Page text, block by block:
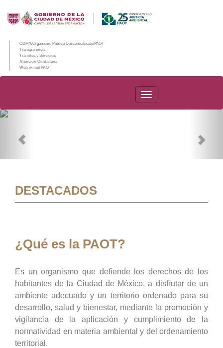
CDMX/Organismo Público Descentralizado/PAOT
Transparencia
Trámites y Servicios
Atención Ciudadana
Web e-mail PAOT
PAOT
DESTACADOS
¿Qué es la PAOT?
Es un organismo que defiende los derechos de los
habitantes de la Ciudad de México, a disfrutar de un
ambiente adecuado y un territorio ordenado para su
desarrollo, salud y bienestar, mediante la promoción y
vigilancia de la aplicación y cumplimiento de la
normatividad en materia ambiental y del ordenamiento
territorial.